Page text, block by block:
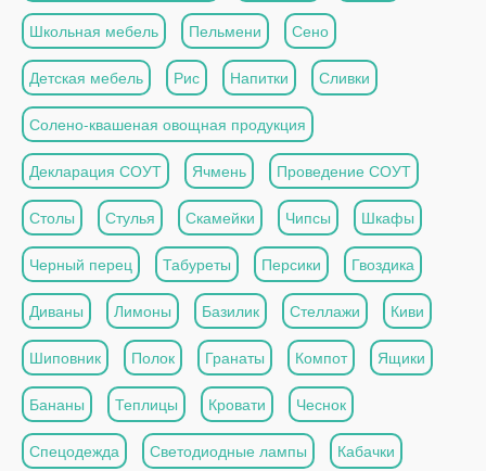
Школьная мебель Пельмени Сено
Детская мебель Рис Напитки Сливки
Солено-квашеная овощная продукция
Декларация СОУТ Ячмень Проведение СОУТ
Столы Стулья Скамейки Чипсы Шкафы
Черный перец Табуреты Персики Гвоздика
Диваны Лимоны Базилик Стеллажи Киви
Шиповник Полок Гранаты Компот Ящики
Бананы Теплицы Кровати Чеснок
Спецодежда Светодиодные лампы Кабачки